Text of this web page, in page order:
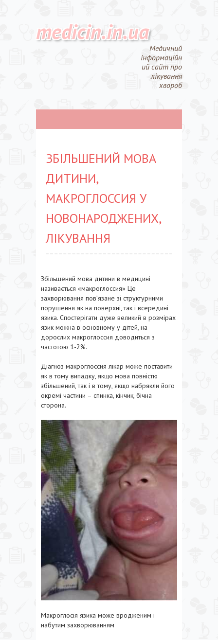
medicin.in.ua
Медичний
інформаційн
ий сайт про
лікування
хвороб
ЗБІЛЬШЕНИЙ МОВА
ДИТИНИ,
МАКРОГЛОССИЯ У
НОВОНАРОДЖЕНИХ,
ЛІКУВАННЯ
Збільшений мова дитини в медицині
називається «макроглоссия» Це
захворювання пов’язане зі структурними
порушення як на поверхні, так і всередині
язика. Спостерігати дуже великий в розмірах
язик можна в основному у дітей, на
дорослих макроглоссия доводиться з
частотою 1-2%.
Діагноз макроглоссия лікар може поставити
як в тому випадку, якщо мова повністю
збільшений, так і в тому, якщо набрякли його
окремі частини – спинка, кінчик, бічна
сторона.
Макроглосія язика може вродженим і
набутим захворюванням